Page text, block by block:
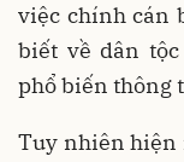
việc chính cán
biết về dân
phổ biến thông
Tuy nhiên hiện